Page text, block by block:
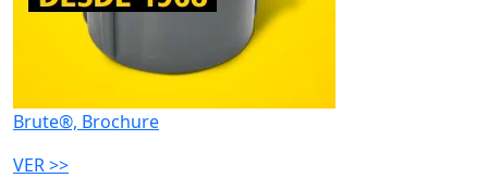
Brute®, Brochure
VER >>